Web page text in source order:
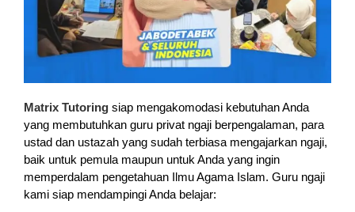
Matrix Tutoringsiap mengakomodasi kebutuhan Anda
yang membutuhkan guru privat ngaji berpengalaman, para
ustad dan ustazah yang sudah terbiasa mengajarkan ngaji,
baik untuk pemula maupun untuk Anda yang ingin
memperdalam pengetahuan Ilmu Agama Islam. Guru ngaji
kami siap mendampingi Anda belajar: